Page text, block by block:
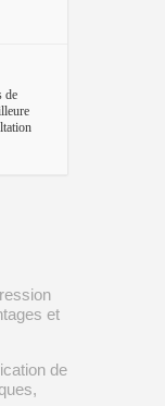
de
et
de